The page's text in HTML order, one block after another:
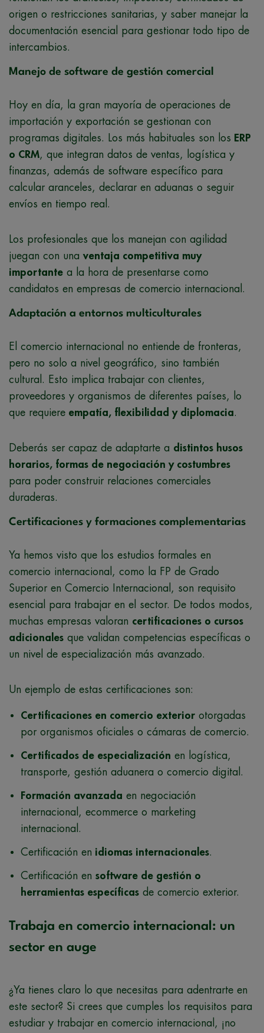
origen o restricciones sanitarias, y saber manejar la
documentación esencial para gestionar todo tipo de
intercambios.
Manejo de software de gestión comercial
Hoy en día, la gran mayoría de operaciones de
importación y exportación se gestionan con
programas digitales. Los más habituales son los ERP
o CRM , que integran datos de ventas, logística y
finanzas, además de software específico para
calcular aranceles, declarar en aduanas o seguir
envíos en tiempo real.
Los profesionales que los manejan con agilidad
juegan con una ventaja competitiva muy
importante a la hora de presentarse como
candidatos en empresas de comercio internacional.
Adaptación a entornos multiculturales
El comercio internacional no entiende de fronteras,
pero no solo a nivel geográfico, sino también
cultural. Esto implica trabajar con clientes,
proveedores y organismos de diferentes países, lo
que requiere empatía, flexibilidad y diplomacia
Deberás ser capaz de adaptarte a distintos husos
horarios, formas de negociación y costumbres
para poder construir relaciones comerciales
duraderas.
Certificaciones y formaciones complementarias
Ya hemos visto que los estudios formales en
comercio internacional, como la FP de Grado
Superior en Comercio Internacional, son requisito
esencial para trabajar en el sector. De todos modos,
muchas empresas valoran certificaciones o cursos
adicionales que validan competencias específicas o
un nivel de especialización más avanzado.
Un ejemplo de estas certificaciones son:
Certificaciones en comercio exterior otorgadas
por organismos oficiales o cámaras de comercio.
Certificados de especialización en logística,
transporte, gestión aduanera o comercio digital.
Formación avanzada en negociación
internacional, ecommerce o marketing
internacional.
Certificación en idiomas internacionales
Certificación en software de gestión o
herramientas específicas de comercio exterior.
Trabaja en comercio internacional: un
sector en auge
¿Ya tienes claro lo que necesitas para adentrarte en
este sector? Si crees que cumples los requisitos para
estudiar y trabajar en comercio internacional, ¡no